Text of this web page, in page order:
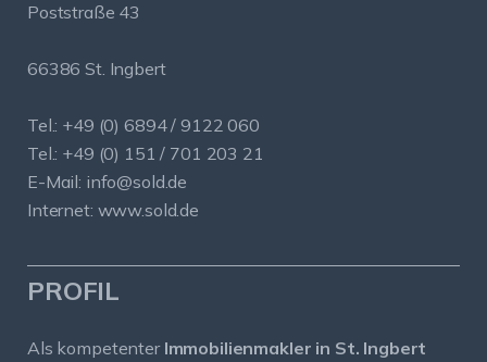
Poststraße 43
66386 St. Ingbert
Tel.: +49 (0) 6894 / 9122 060
Tel.: +49 (0) 151 / 701 203 21
E-Mail: info@sold.de
Internet: www.sold.de
PROFIL
Als kompetenter Immobilienmakler in St. Ingbert